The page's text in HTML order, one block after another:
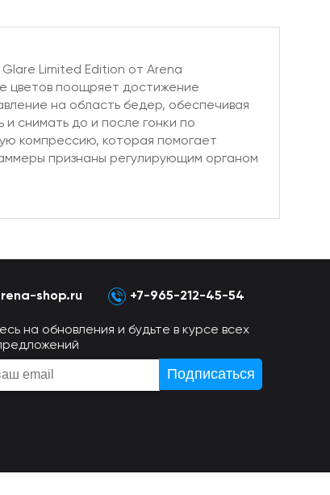
Limited Edition от Arena
цветов поощряет достижение
на область бедер, обеспечивая
снимать до и после гонки по
компрессию, которая помогает
признаны регулирующим органом
shop.ru +7-965-212-45-54
на обновления и будьте в курсе всех